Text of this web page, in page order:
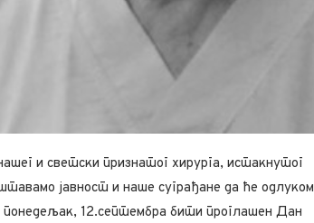
и светски признатог хирурга, истакнутог
јавност и наше суграђане да ће одлуком
12.септембра бити проглашен Дан